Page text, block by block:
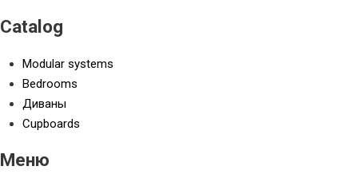
Catalog
Modular systems
Bedrooms
Диваны
Cupboards
Меню